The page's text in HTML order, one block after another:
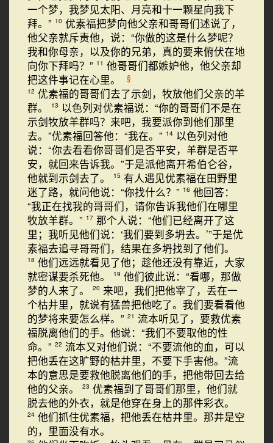
一个梦，我梦见太阳、月亮和十一颗星向我下
拜。” 10 优素福把梦向他父亲和哥哥们述说了，
他父亲就斥责他，说：“你做的这是什么梦呢？
我和你母亲，以及你的兄弟，真的要来俯伏在地
向你下拜吗？” 11 他哥哥们都嫉妒他，他父亲却
把这件事记在心里。
§
12 优素福的哥哥们去了示剑，牧放他们父亲的羊
群。
13 以色列对优素福说：“你的哥哥们不是在
示剑牧放羊群吗？来吧，我要派你到他们那里
去。”优素福回答他：“我在。” 14 以色列对他
说：“你去看看你哥哥们是否平安，羊群是否平
安，就回来告诉我。”于是派他离开希伯仑谷，
他就到示剑去了。
15 有人遇见优素福在田野里
迷了路，就问他说：“你找什么？” 16 他回答：
“我正在找我的哥哥们，请你告诉我他们在哪里
牧放羊群。” 17 那个人说：“他们已经离开了这
里；我听见他们说：‘我们要到多坍去。’”于是优
素福去追寻哥哥们，结果在多坍找到了他们。
18 他们远远就看见了他；趁他还没有靠近，大家
就密谋要杀死他。
19 他们彼此说：“看哪，那做
梦的人来了。
20 来吧，我们把他宰了，丢在一
个枯井里，就说有猛兽把他吃了。我们要看看他
的梦将来要怎么样。” 21 流本听见了，要救优素
福脱离他们的手。他说：“我们不要取他的性
命。” 22 流本又对他们说：“不要流他的血，可以
把他丢在这旷野的枯井里，不要下手害他。”流
本的意思是要救他脱离他们的手，把他带回去给
他的父亲。
23 优素福到了哥哥们那里，他们就
脱去他的外衣，就是他穿在身上的那件彩衣。
24 他们抓住优素福，把他丢在枯井里。那井是空
的，里面没有水。